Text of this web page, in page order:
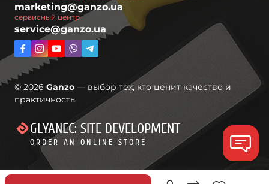
marketing@ganzo.ua
сервисный центр
service@ganzo.ua
© 2026 Ganzo — выбор тех, кто ценит качество и
практичность
GLYANEC: SITE DEVELOPMENT
ORDER AN ONLINE STORE